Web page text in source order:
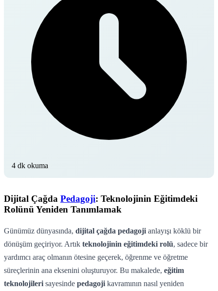
4 dk okuma
Dijital Çağda Pedagoji: Teknolojinin Eğitimdeki
Rolünü Yeniden Tanımlamak
Günümüz dünyasında, dijital çağda pedagoji anlayışı köklü bir
dönüşüm geçiriyor. Artık teknolojinin eğitimdeki rolü, sadece bir
yardımcı araç olmanın ötesine geçerek, öğrenme ve öğretme
süreçlerinin ana eksenini oluşturuyor. Bu makalede, eğitim
teknolojileri sayesinde pedagoji kavramının nasıl yeniden